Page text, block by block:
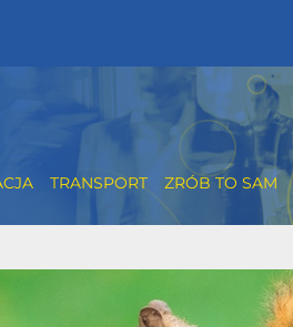
TRANSPORT ZRÓB TO SAM